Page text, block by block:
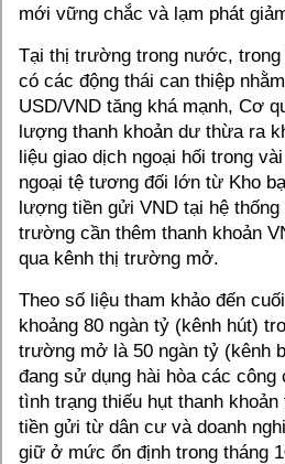
mới vững chắc và lạm phát
Tại thị trường trong nước,
có các động thái can thiệp
USD/VND tăng khá mạnh, Cơ
lượng thanh khoản dư thừa ra
liệu giao dịch ngoại hối trong
ngoại tệ tương đối lớn từ Kho
lượng tiền gửi VND tại hệ
trường cần thêm thanh khoản
qua kênh thị trường mở.
Theo số liệu tham khảo đến
khoảng 80 ngàn tỷ (kênh hút)
trường mở là 50 ngàn tỷ (kênh
đang sử dụng hài hòa các
tình trạng thiếu hụt thanh
tiền gửi từ dân cư và doanh
giữ ở mức ổn định trong tháng